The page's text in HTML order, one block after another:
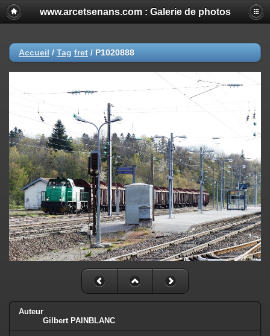
www.arcetsenans.com : Galerie de photos
Accueil / Tag fret / P1020888
Auteur
Gilbert PAINBLANC